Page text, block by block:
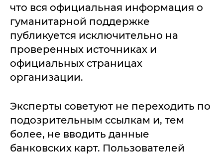
что вся официальная информация о
гуманитарной поддержке
публикуется исключительно на
проверенных источниках и
официальных страницах
организации.
Эксперты советуют не переходить по
подозрительным ссылкам и, тем
более, не вводить данные
банковских карт. Пользователей